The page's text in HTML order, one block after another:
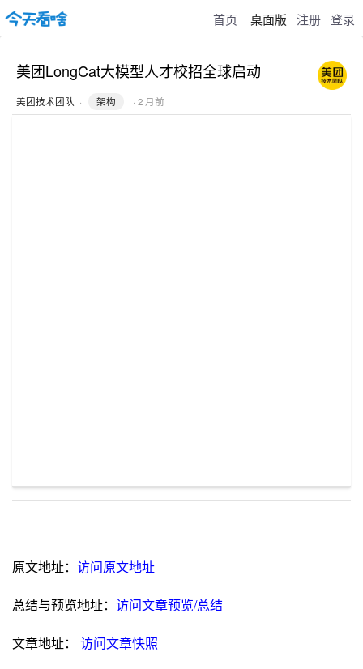
首页 桌面版 注册 登录
美团LongCat大模型人才校招全球启动
美团技术团队 · 架构 · 2 月前
原文地址： 访问原文地址
总结与预览地址： 访问文章预览/总结
文章地址： 访问文章快照